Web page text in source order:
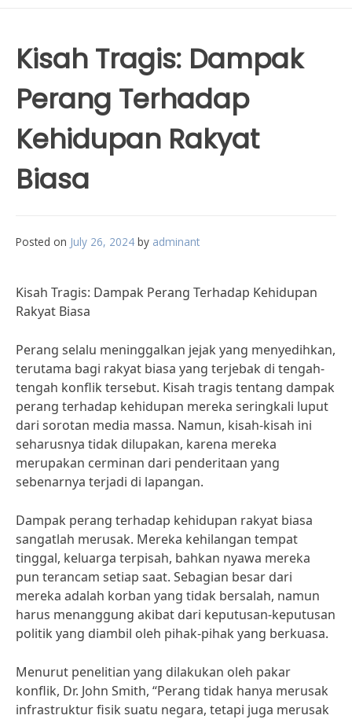
Kisah Tragis: Dampak
Perang Terhadap
Kehidupan Rakyat
Biasa
Posted on July 26, 2024 by adminant
Kisah Tragis: Dampak Perang Terhadap Kehidupan
Rakyat Biasa
Perang selalu meninggalkan jejak yang menyedihkan,
terutama bagi rakyat biasa yang terjebak di tengah-
tengah konflik tersebut. Kisah tragis tentang dampak
perang terhadap kehidupan mereka seringkali luput
dari sorotan media massa. Namun, kisah-kisah ini
seharusnya tidak dilupakan, karena mereka
merupakan cerminan dari penderitaan yang
sebenarnya terjadi di lapangan.
Dampak perang terhadap kehidupan rakyat biasa
sangatlah merusak. Mereka kehilangan tempat
tinggal, keluarga terpisah, bahkan nyawa mereka
pun terancam setiap saat. Sebagian besar dari
mereka adalah korban yang tidak bersalah, namun
harus menanggung akibat dari keputusan-keputusan
politik yang diambil oleh pihak-pihak yang berkuasa.
Menurut penelitian yang dilakukan oleh pakar
konflik, Dr. John Smith, “Perang tidak hanya merusak
infrastruktur fisik suatu negara, tetapi juga merusak